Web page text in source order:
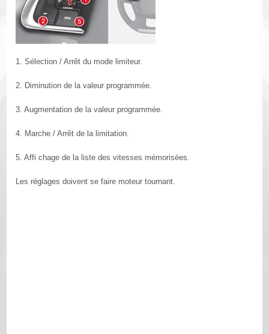
1. Sélection / Arrêt du mode limiteur.
2. Diminution de la valeur programmée.
3. Augmentation de la valeur programmée.
4. Marche / Arrêt de la limitation.
5. Affi chage de la liste des vitesses mémorisées.
Les réglages doivent se faire moteur tournant.